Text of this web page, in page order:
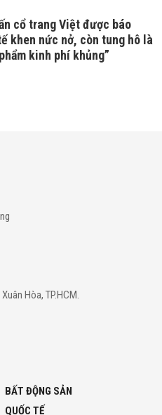
cổ trang Việt được báo
khen nức nở, còn tung hô là
kinh phí khủng”
Hòa, TP.HCM.
BẤT ĐỘNG SẢN
QUỐC TẾ